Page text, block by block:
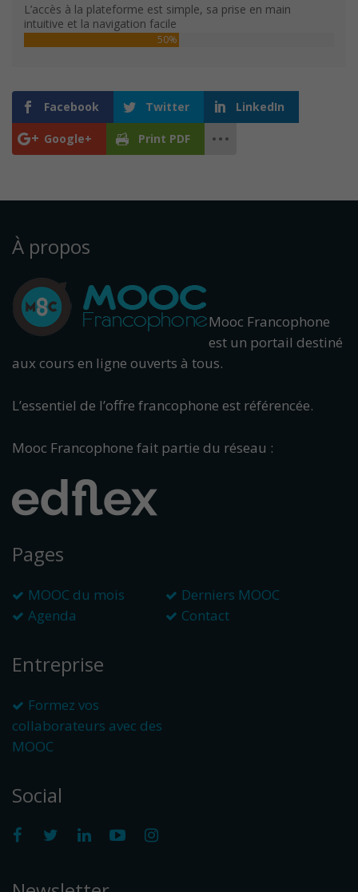
L’accès à la plateforme est simple, sa prise en main
intuitive et la navigation facile
50%
Facebook Twitter LinkedIn
Google+ Print PDF
À propos
Mooc Francophone
est un portail destiné
aux cours en ligne ouverts à tous.
L’essentiel de l’offre francophone est référencée.
Mooc Francophone fait partie du réseau :
Pages
MOOC du mois
Derniers MOOC
Agenda
Contact
Entreprise
Formez vos
collaborateurs avec des
MOOC
Social